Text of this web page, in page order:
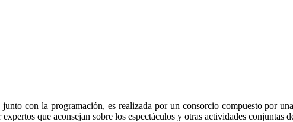
junto con la programación, es realizada por un consorcio compuesto por
que aconsejan sobre los espectáculos y otras actividades conjuntas